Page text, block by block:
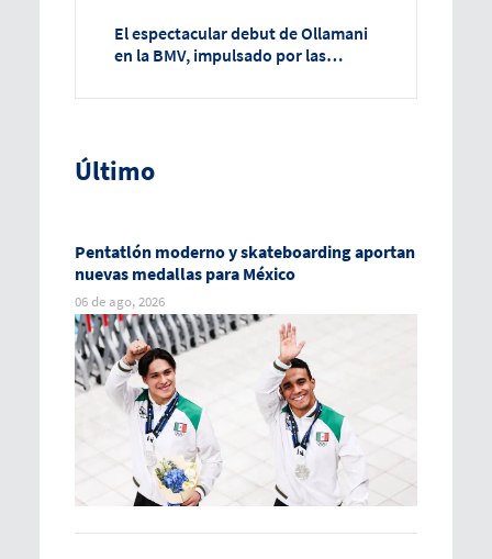
El espectacular debut de Ollamani
en la BMV, impulsado por las
Último
Pentatlón moderno y skateboarding aportan
nuevas medallas para México
06 de ago, 2026